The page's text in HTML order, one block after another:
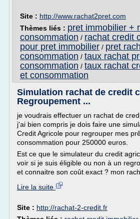
Site : http://www.rachat2pret.com
Thèmes liés : pret immobilier +
consommation / rachat credit
pour pret immobilier / pret
consommation / taux rachat
consommation / taux rachat
et consommation
Simulation rachat de credit
Regroupement ...
je voudrais effectuer un rachat de
j'ai bien compris je dois faire une
Credit Agricole pour regrouper mes
consommation pour 250000 euros.
Est ce que le simulateur du credit
voir si je suis éligible ou non à un
et connaitre son coût exact ? mon
Lire la suite
Site : http://rachat-2-credit.fr